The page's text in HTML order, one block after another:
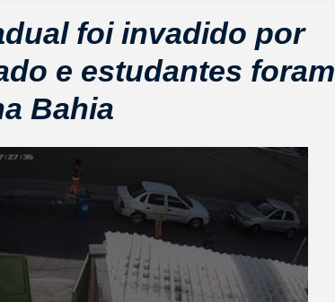
foi invadido por
e estudantes foram
Bahia